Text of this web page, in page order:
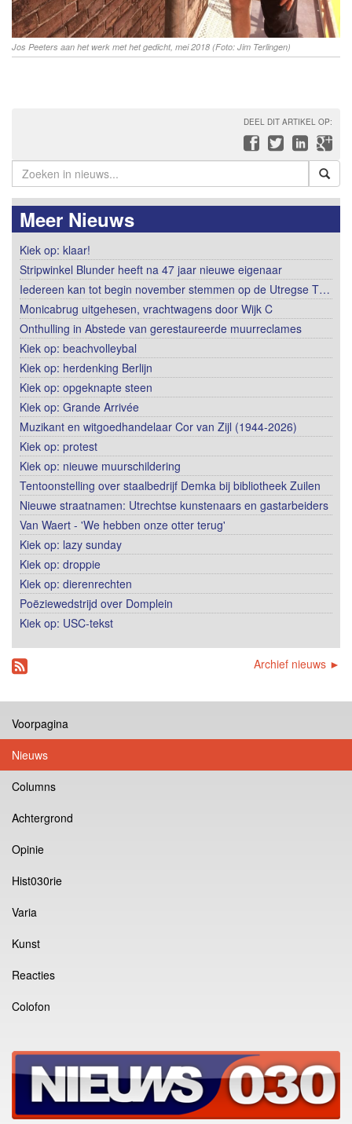
Jos Peeters aan het werk met het gedicht, mei 2018 (Foto: Jim Terlingen)
DEEL DIT ARTIKEL OP:
Meer Nieuws
Kiek op: klaar!
Stripwinkel Blunder heeft na 47 jaar nieuwe eigenaar
Iedereen kan tot begin november stemmen op de Utregse T…
Monicabrug uitgehesen, vrachtwagens door Wijk C
Onthulling in Abstede van gerestaureerde muurreclames
Kiek op: beachvolleybal
Kiek op: herdenking Berlijn
Kiek op: opgeknapte steen
Kiek op: Grande Arrivée
Muzikant en witgoedhandelaar Cor van Zijl (1944-2026)
Kiek op: protest
Kiek op: nieuwe muurschildering
Tentoonstelling over staalbedrijf Demka bij bibliotheek Zuilen
Nieuwe straatnamen: Utrechtse kunstenaars en gastarbeiders
Van Waert - 'We hebben onze otter terug'
Kiek op: lazy sunday
Kiek op: droppie
Kiek op: dierenrechten
Poëziewedstrijd over Domplein
Kiek op: USC-tekst
Archief nieuws ►
Voorpagina
Nieuws
Columns
Achtergrond
Opinie
Hist030rie
Varia
Kunst
Reacties
Colofon